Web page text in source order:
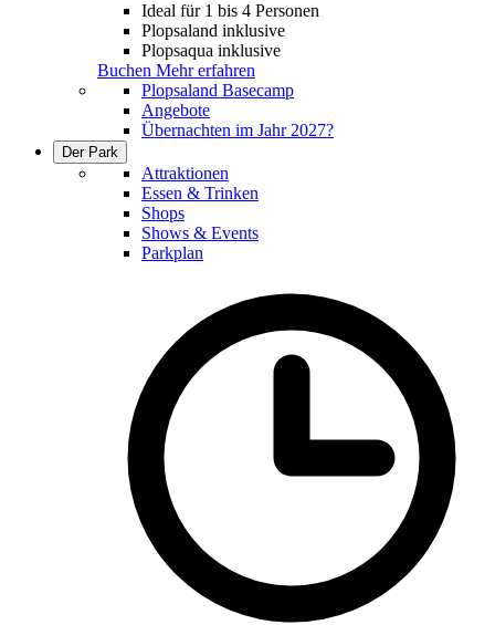
Ideal für 1 bis 4 Personen
Plopsaland inklusive
Plopsaqua inklusive
Buchen Mehr erfahren
Plopsaland Basecamp
Angebote
Übernachten im Jahr 2027?
Der Park
Attraktionen
Essen & Trinken
Shops
Shows & Events
Parkplan